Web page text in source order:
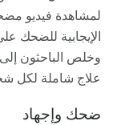
لمشاهدة فيديو
وخلص الباحثون
علاج شاملة لكل
ضحك وإجهاد